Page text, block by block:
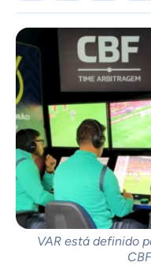
VAR está definido